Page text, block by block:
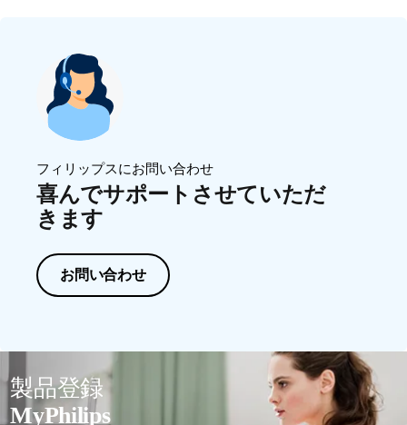
フィリップスにお問い合わせ
喜んでサポートさせていただ
きます
お問い合わせ
製品登録
MyPhilips